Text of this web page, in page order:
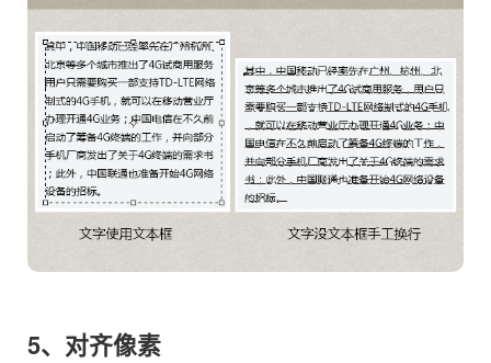
5、对齐像素